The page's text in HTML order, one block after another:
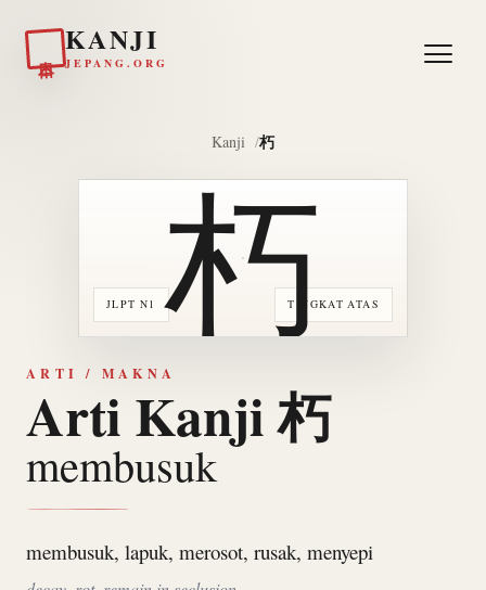
KANJI
JEPANG.ORG
Kanji 朽
JLPT N1 TINGKAT ATAS
朽
ARTI / MAKNA
Arti Kanji 朽
membusuk
membusuk, lapuk, merosot, rusak, menyepi